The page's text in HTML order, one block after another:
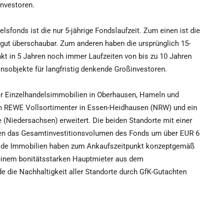
ist die nur 5-jährige Fondslaufzeit. Zum einen ist die
überschaubar. Zum anderen haben die ursprünglich 15-
in 5 Jahren noch immer Laufzeiten von bis zu 10 Jahren
für langfristig denkende Großinvestoren.
in Oberhausen, Hameln und
Vollsortimenter in Essen-Heidhausen (NRW) und ein
erweitert. Die beiden Standorte mit einer
das Gesamtinvestitionsvolumen des Fonds um über EUR 6
Immobilien haben zum Ankaufszeitpunkt konzeptgemäß
bonitätsstarken Hauptmieter aus dem
die Nachhaltigkeit aller Standorte durch GfK-Gutachten